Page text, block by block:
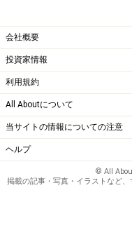
会社概要
投資家情報
利用規約
All Aboutについて
当サイトの情報についての注意
ヘルプ
© All
掲載の記事・写真・イラストなど